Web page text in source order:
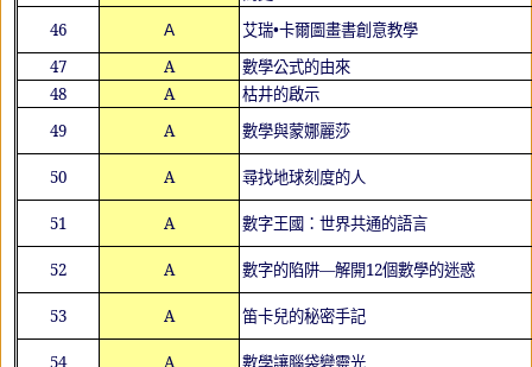
46
Ａ
艾瑞•卡爾圖畫書創意教學
47
A
數學公式的由來
48
A
枯井的啟示
49
A 數學與蒙娜麗莎
50 A 尋找地球刻度的人
51 A 數字王國：世界共通的語言
52 A 數字的陷阱—解開12個數學的迷惑
53 A 笛卡兒的秘密手記
54 A 數學讓腦袋變靈光